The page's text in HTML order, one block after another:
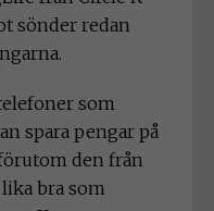
sönder redan
som
spara pengar på
den från
bra som